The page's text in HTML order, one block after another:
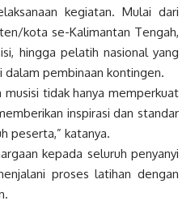
kegiatan. Mulai dari
kota se-Kalimantan Tengah,
hingga pelatih nasional yang
pembinaan kontingen.
musisi tidak hanya memperkuat
inspirasi dan standar
peserta,” katanya.
kepada seluruh penyanyi
proses latihan dengan